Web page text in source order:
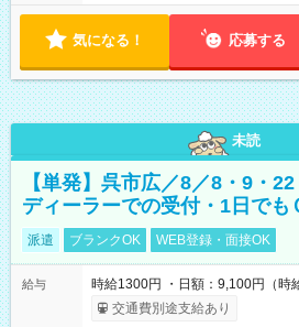
気になる！ 応募する
未読
【単発】呉市広／8／8・9・
ディーラーでの受付・1日でも
派遣 ブランクOK WEB登録・面接OK
給与
時給1300円 ・日額：9,100円（時
交通費別途支給あり